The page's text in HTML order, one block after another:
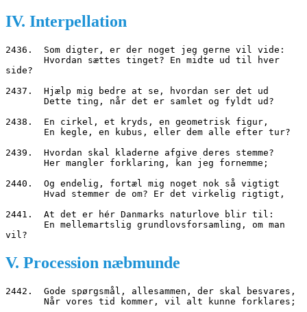
IV. Interpellation
2436.  Som digter, er der noget jeg gerne vil vide:
side?
2437.  Hjælp mig bedre at se, hvordan ser det ud
       Dette ting, når det er samlet og fyldt ud?
2438.  En cirkel, et kryds, en geometrisk figur,
       En kegle, en kubus, eller dem alle efter tur?
2439.  Hvordan skal kladerne afgive deres stemme?
       Her mangler forklaring, kan jeg fornemme;
2440.  Og endelig, fortæl mig noget nok så vigtigt
       Hvad stemmer de om? Er det virkelig rigtigt,
2441.  At det er hér Danmarks naturlove blir til:
vil?
V. Procession næbmunde
2442.  Gode spørgsmål, allesammen, der skal besvares,
       Når vores tid kommer, vil alt kunne forklares;